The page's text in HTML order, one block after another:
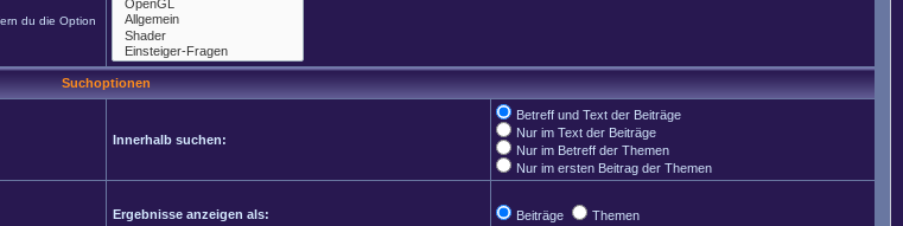
du die Option
Suchoptionen
Innerhalb suchen:
Betreff und Text der Beiträge
Nur im Text der Beiträge
Nur im Betreff der Themen
Nur im ersten Beitrag der Themen
Ergebnisse anzeigen als: Beiträge Themen